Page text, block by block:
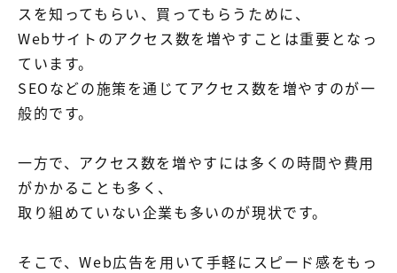
マーケティングサービスの製品
【店舗型ビジネス向け】エリ
ア
マーケティングサービス
【金融機関向け】マーケティ
サービス
【IT企業向け】マーケティン
サービス
広告プロモーションの製品
Web広告サービス
Web広告パッケージ
スを知ってもらい、買ってもらうために、
Webサイトのアクセス数を増やすことは重要となっ
ています。
SEOなどの施策を通じてアクセス数を増やすのが一
般的です。
一方で、アクセス数を増やすには多くの時間や費用
がかかることも多く、
取り組めていない企業も多いのが現状です。
そこで、Web広告を用いて手軽にスピード感をもっ